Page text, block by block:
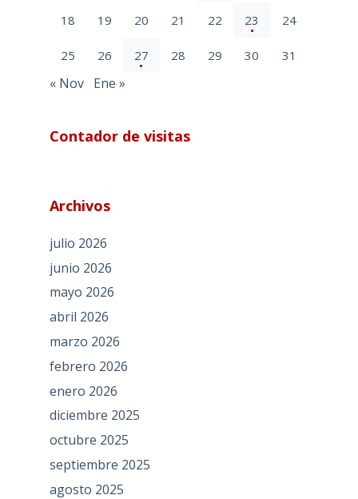
18 19 20 21 22 23 24
25 26 27 28 29 30 31
« Nov Ene »
Contador de visitas
Archivos
julio 2026
junio 2026
mayo 2026
abril 2026
marzo 2026
febrero 2026
enero 2026
diciembre 2025
octubre 2025
septiembre 2025
agosto 2025